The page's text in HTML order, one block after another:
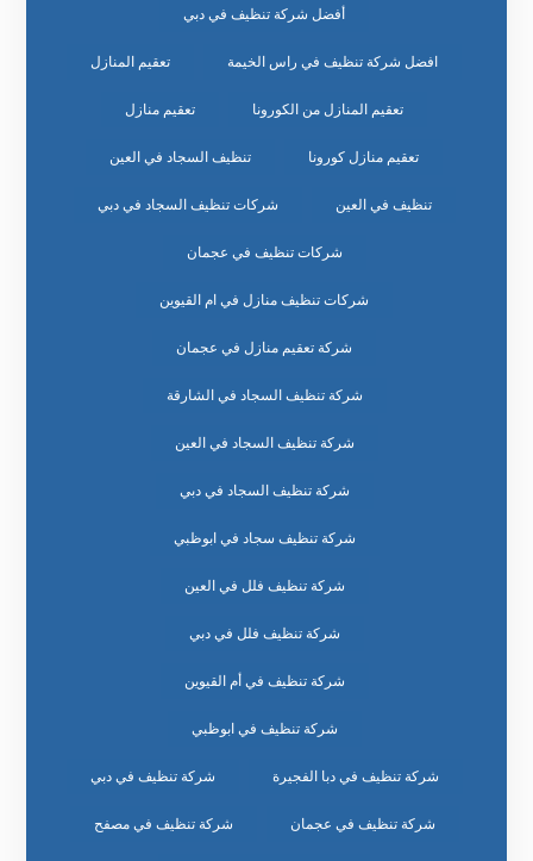
أفضل شركة تنظيف في دبي
افضل شركة تنظيف في راس الخيمة تعقيم المنازل
تعقيم المنازل من الكورونا تعقيم منازل
تعقيم منازل كورونا تنظيف السجاد في العين
تنظيف في العين شركات تنظيف السجاد في دبي
شركات تنظيف في عجمان
شركات تنظيف منازل في ام القيوين
شركة تعقيم منازل في عجمان
شركة تنظيف السجاد في الشارقة
شركة تنظيف السجاد في العين
شركة تنظيف السجاد في دبي
شركة تنظيف سجاد في ابوظبي
شركة تنظيف فلل في العين
شركة تنظيف فلل في دبي
شركة تنظيف في أم القيوين
شركة تنظيف في ابوظبي
شركة تنظيف في دبا الفجيرة شركة تنظيف في دبي
شركة تنظيف في عجمان شركة تنظيف في مصفح